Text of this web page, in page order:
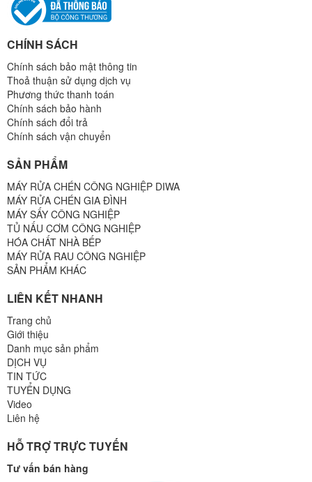
CHÍNH SÁCH
Chính sách bảo mật thông tin
Thoả thuận sử dụng dịch vụ
Phương thức thanh toán
Chính sách bảo hành
Chính sách đổi trả
Chính sách vận chuyển
SẢN PHẨM
MÁY RỬA CHÉN CÔNG NGHIỆP DIWA
MÁY RỬA CHÉN GIA ĐÌNH
MÁY SẤY CÔNG NGHIỆP
TỦ NẤU CƠM CÔNG NGHIỆP
HÓA CHẤT NHÀ BẾP
MÁY RỬA RAU CÔNG NGHIỆP
SẢN PHẨM KHÁC
LIÊN KẾT NHANH
Trang chủ
Giới thiệu
Danh mục sản phẩm
DỊCH VỤ
TIN TỨC
TUYỂN DỤNG
Video
Liên hệ
HỖ TRỢ TRỰC TUYẾN
Tư vấn bán hàng